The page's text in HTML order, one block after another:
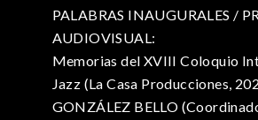
PALABRAS INAUGURALES /
AUDIOVISUAL:
Memorias del XVIII Coloquio
Jazz (La Casa Producciones,
GONZÁLEZ BELLO